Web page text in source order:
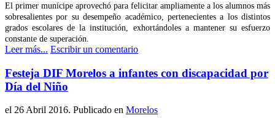
El primer munícipe aprovechó para felicitar ampliamente a los alumnos más
sobresalientes por su desempeño académico, pertenecientes a los distintos
grados escolares de la institución, exhortándoles a mantener su esfuerzo
constante de superación.
Leer más... Escribir un comentario
Festeja DIF Morelos a infantes con discapacidad por
Día del Niño
el 26 Abril 2016. Publicado en Morelos